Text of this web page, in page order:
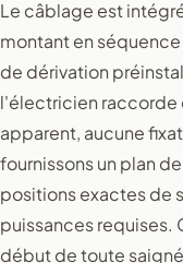
Le câblage est
montant en
de dérivation
l'électricien raccorde
apparent, aucune
fournissons un plan
positions exactes de
puissances requises.
début de toute